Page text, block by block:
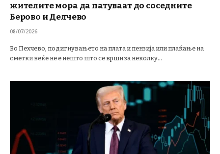
жителите мора да патуваат до соседните
Берово и Делчево
08/07/2026
Во Пехчево, подигнувањето на плата и пензија или плаќање на
сметки веќе не е нешто што се врши за неколку…